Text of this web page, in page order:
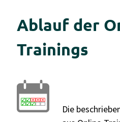
Ablauf der
Trainings
Die